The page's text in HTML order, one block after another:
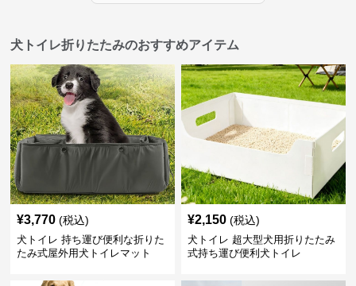
犬トイレ折りたたみのおすすめアイテム
¥3,770 (税込)
犬トイレ 持ち運び便利な折りた
たみ式屋外用犬トイレマット
¥2,150 (税込)
犬トイレ 超大型犬用折りたたみ
式持ち運び便利犬トイレ